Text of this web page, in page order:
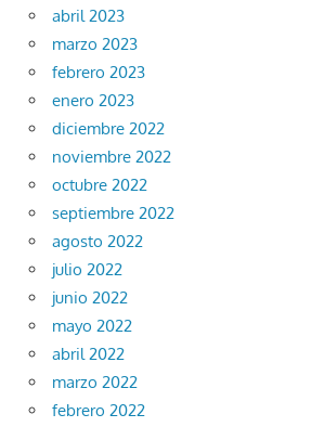
abril 2023
marzo 2023
febrero 2023
enero 2023
diciembre 2022
noviembre 2022
octubre 2022
septiembre 2022
agosto 2022
julio 2022
junio 2022
mayo 2022
abril 2022
marzo 2022
febrero 2022